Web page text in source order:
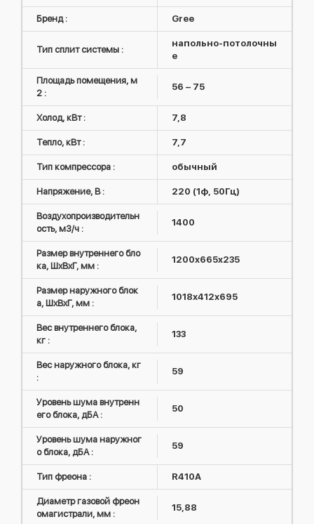
Бренд : Gree
Тип сплит системы :
напольно-потолочны
е
Площадь помещения, м
2 :
56 – 75
Холод, кВт : 7,8
Тепло, кВт : 7,7
Тип компрессора : обычный
Напряжение, В : 220 (1ф, 50Гц)
Воздухопроизводительн
ость, м3/ч :
1400
Размер внутреннего бло
ка, ШxВxГ, мм :
1200x665x235
Размер наружного блок
а, ШxВxГ, мм :
1018х412х695
Вес внутреннего блока,
кг :
133
Вес наружного блока, кг
:
59
Уровень шума внутренн
его блока, дБА :
50
Уровень шума наружног
о блока, дБА :
59
Тип фреона : R410А
Диаметр газовой фреон
омагистрали, мм :
15,88